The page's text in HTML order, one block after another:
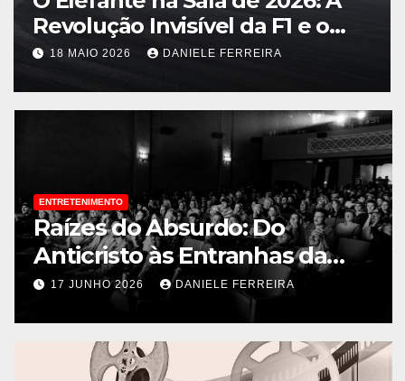
Revolução Invisível da F1 e o
Flerte de Lando Norris com a
18 MAIO 2026 DANIELE FERREIRA
ENTRETENIMENTO
Raízes do Absurdo: Do
Anticristo às Entranhas da
Crítica de Arte
17 JUNHO 2026 DANIELE FERREIRA